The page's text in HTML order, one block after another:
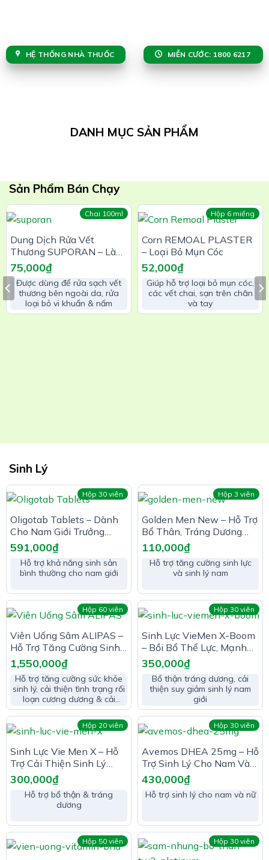
HỆ THỐNG NHÀ THUỐC MIỄN CƯỚC: 1800 6217
DANH MỤC SẢN PHẨM
Sản Phẩm Bán Chạy
Chai 100ml
Dung Dịch Rửa Vết
Thương SUPORAN – Làm
Sạch 99,9% Vi Khuẩn
Nấm Trong 30 Giây
75,000₫
Được dùng để rửa sạch vết
thương bên ngoài da, rửa
loại bỏ vi khuẩn & nấm
Hộp 6 miếng
Corn REMOAL PLASTER
– Loại Bỏ Mụn Cóc
52,000₫
Giúp hỗ trợ loại bỏ mụn cóc,
các vết chai, sạn trên chân
và tay
Sinh Lý
Hộp 30 viên
Oligotab Tablets – Dành
Cho Nam Giới Trưởng
Thành Đang Có Kế Hoạch
Sinh Con (Hộp 30 viên)
591,000₫
Hỗ trợ khả năng sinh sản
bình thường cho nam giới
Hộp 3 viên
Golden Men New – Hỗ Trợ
Bổ Thân, Tráng Dương
(Hộp 3 viên)
110,000₫
Hỗ trợ tăng cường sinh lực
và sinh lý nam
Hộp 60 viên
Viên Uống Sâm ALIPAS –
Hỗ Trợ Tăng Cường Sinh
Lực Phái Mạnh
1,550,000₫
Hỗ trợ tăng cường sức khỏe
sinh lý, cải thiện tình trạng rối
loạn cương dương & cải
thiện tình trạng vô sinh
Hộp 30 viên
Sinh Lực VieMen X-Boom
– Bồi Bổ Thể Lực, Mạnh
Gân Cốt
350,000₫
Bổ thận tráng dương, cải
thiện suy giảm sinh lý nam
giới
Hộp 20 viên
Sinh Lực Vie Men X – Hỗ
Trợ Cải Thiện Sinh Lý
Nam Giới
300,000₫
Hỗ trợ bổ thận & tráng
dương
Hộp 30 viên
Avemos DHEA 25mg – Hỗ
Trợ Sinh Lý Cho Nam Và
Nữ
430,000₫
Hỗ trợ sinh lý cho nam và nữ
Hộp 50 viên Hộp 30 viên